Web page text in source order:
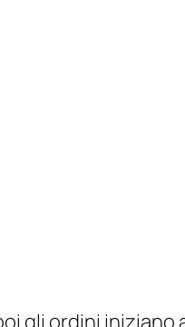
gli ordini